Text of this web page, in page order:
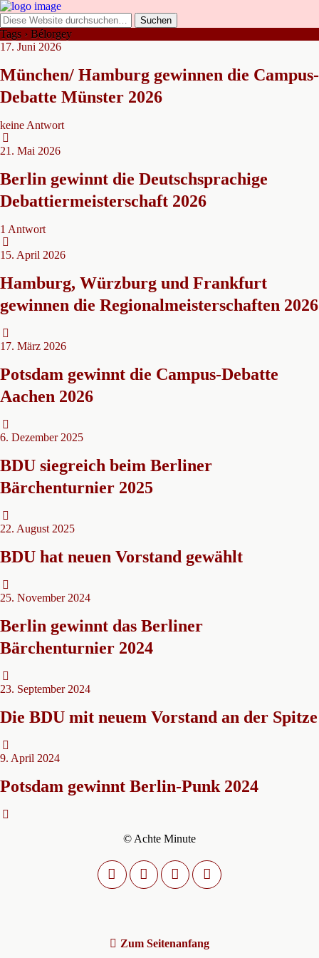
Tags › Bélorgey
17. Juni 2026
München/ Hamburg gewinnen die Campus-
Debatte Münster 2026
keine Antwort
21. Mai 2026
Berlin gewinnt die Deutschsprachige
Debattiermeisterschaft 2026
1 Antwort
15. April 2026
Hamburg, Würzburg und Frankfurt
gewinnen die Regionalmeisterschaften 2026
17. März 2026
Potsdam gewinnt die Campus-Debatte
Aachen 2026
6. Dezember 2025
BDU siegreich beim Berliner
Bärchenturnier 2025
22. August 2025
BDU hat neuen Vorstand gewählt
25. November 2024
Berlin gewinnt das Berliner
Bärchenturnier 2024
23. September 2024
Die BDU mit neuem Vorstand an der Spitze
9. April 2024
Potsdam gewinnt Berlin-Punk 2024
© Achte Minute
Zum Seitenanfang